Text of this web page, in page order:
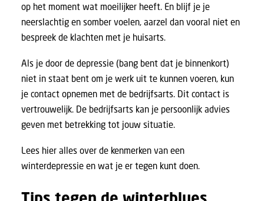
op het moment wat moeilijker heeft. En blijf je je
neerslachtig en somber voelen, aarzel dan vooral niet en
bespreek de klachten met je huisarts.
Als je door de depressie (bang bent dat je binnenkort)
niet in staat bent om je werk uit te kunnen voeren, kun
je contact opnemen met de bedrijfsarts. Dit contact is
vertrouwelijk. De bedrijfsarts kan je persoonlijk advies
geven met betrekking tot jouw situatie.
Lees hier alles over de kenmerken van een
winterdepressie en wat je er tegen kunt doen.